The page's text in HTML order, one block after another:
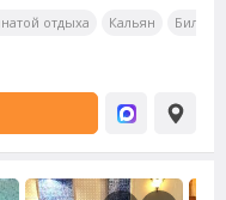
отдыха Кальян